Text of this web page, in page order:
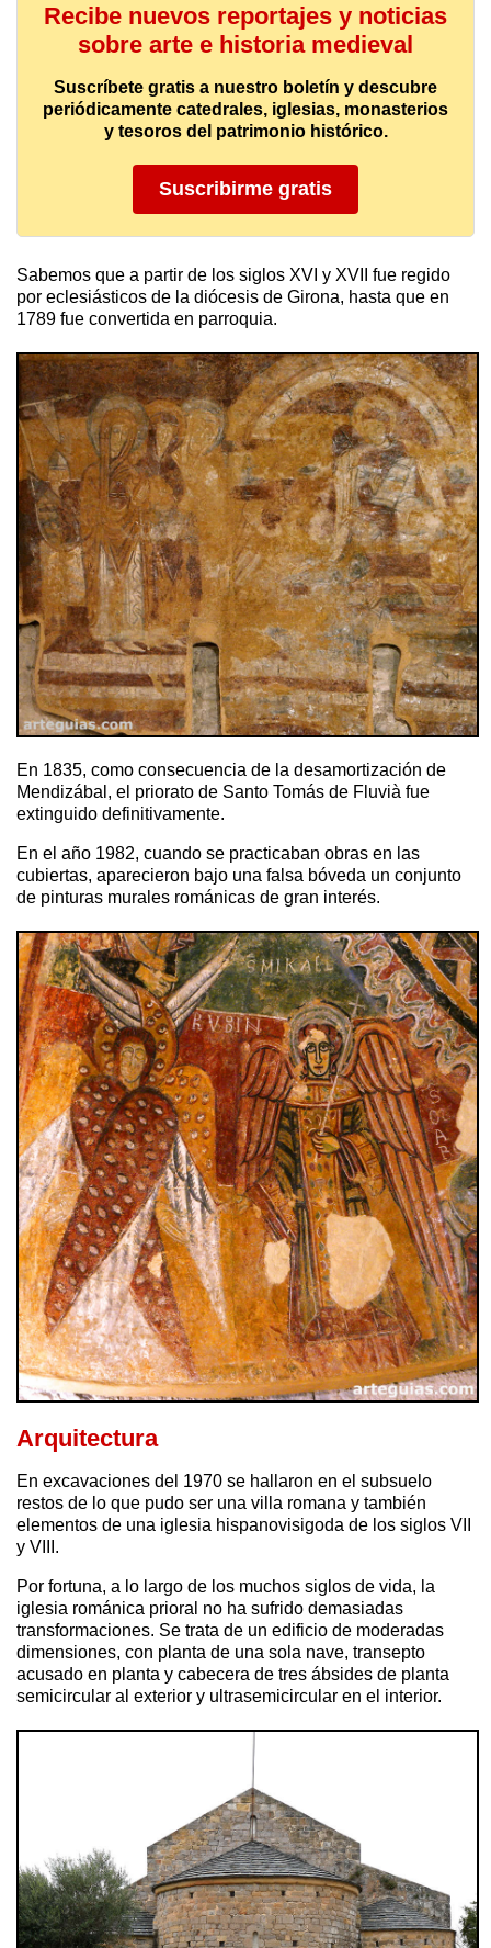
Recibe nuevos reportajes y noticias
sobre arte e historia medieval
Suscríbete gratis a nuestro boletín y descubre
periódicamente catedrales, iglesias, monasterios
y tesoros del patrimonio histórico.
Suscribirme gratis
Sabemos que a partir de los siglos XVI y XVII fue regido
por eclesiásticos de la diócesis de Girona, hasta que en
1789 fue convertida en parroquia.
En 1835, como consecuencia de la desamortización de
Mendizábal, el priorato de Santo Tomás de Fluvià fue
extinguido definitivamente.
En el año 1982, cuando se practicaban obras en las
cubiertas, aparecieron bajo una falsa bóveda un conjunto
de pinturas murales románicas de gran interés.
Arquitectura
En excavaciones del 1970 se hallaron en el subsuelo
restos de lo que pudo ser una villa romana y también
elementos de una iglesia hispanovisigoda de los siglos VII
y VIII.
Por fortuna, a lo largo de los muchos siglos de vida, la
iglesia románica prioral no ha sufrido demasiadas
transformaciones. Se trata de un edificio de moderadas
dimensiones, con planta de una sola nave, transepto
acusado en planta y cabecera de tres ábsides de planta
semicircular al exterior y ultrasemicircular en el interior.